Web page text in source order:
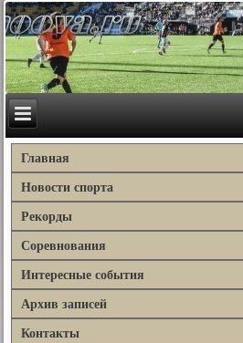
Главная
Новости спорта
Рекорды
Соревнования
Интересные события
Архив записей
Контакты